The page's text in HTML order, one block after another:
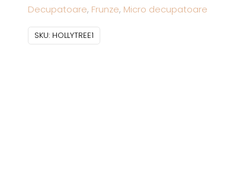
Decupatoare, Frunze, Micro decupatoare
SKU: HOLLYTREE1